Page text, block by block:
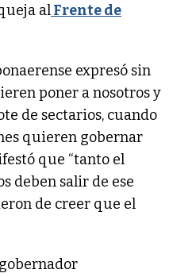
alFrente de
expresó sin
poner a nosotros y
de sectarios, cuando
quieren gobernar
que “tanto el
deben salir de ese
de creer que el